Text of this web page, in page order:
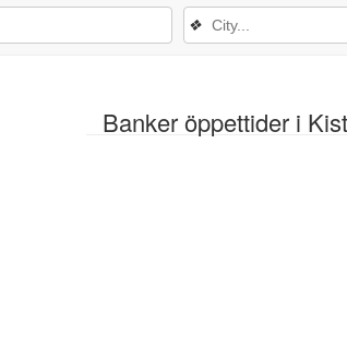
Banker öppettider i
❖